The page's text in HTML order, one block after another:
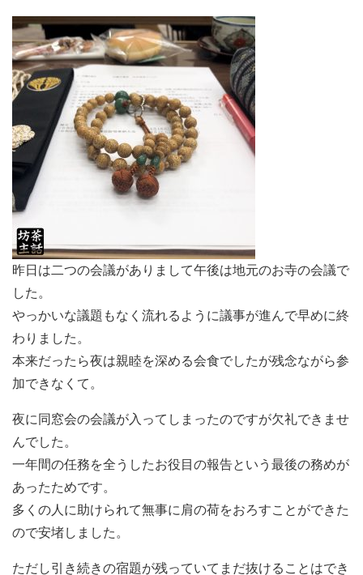
昨日は二つの会議がありまして午後は地元のお寺の会議で
した。
やっかいな議題もなく流れるように議事が進んで早めに終
わりました。
本来だったら夜は親睦を深める会食でしたが残念ながら参
加できなくて。
夜に同窓会の会議が入ってしまったのですが欠礼できませ
んでした。
一年間の任務を全うしたお役目の報告という最後の務めが
あったためです。
多くの人に助けられて無事に肩の荷をおろすことができた
ので安堵しました。
ただし引き続きの宿題が残っていてまだ抜けることはでき